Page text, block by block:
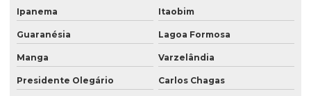
Ipanema Itaobim
Guaranésia Lagoa Formosa
Manga Varzelândia
Presidente Olegário Carlos Chagas